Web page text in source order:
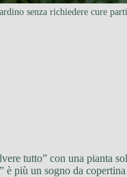
senza richiedere cure
tutto” con una pianta
più un sogno da